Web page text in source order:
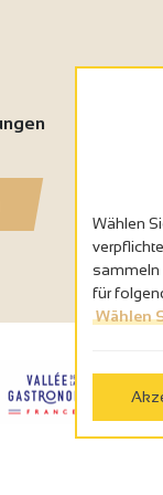
Wählen
sammeln
für
Wählen